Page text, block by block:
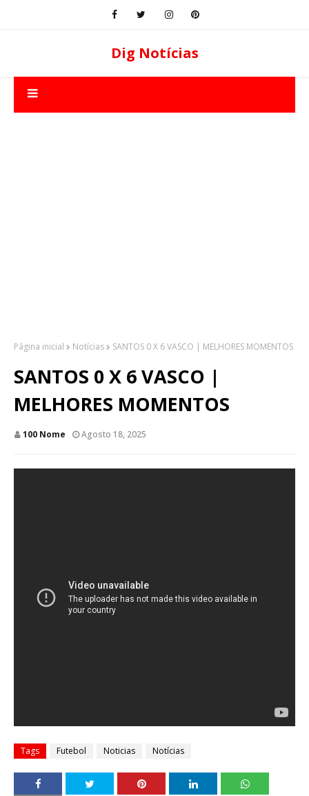
Dig Notícias
Página inicial Notícias SANTOS 0 X 6 VASCO | MELHORES MOMENTOS
SANTOS 0 X 6 VASCO |
MELHORES MOMENTOS
100 Nome Agosto 18, 2025
Tags Futebol Noticias Notícias